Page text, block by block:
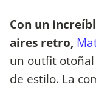
Con un
aires retro,
un outfit
de estilo. La